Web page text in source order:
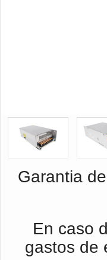
Garantia
En caso
gastos de